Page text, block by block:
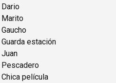
Dario
Marito
Gaucho
Guarda estación
Juan
Pescadero
Chica película